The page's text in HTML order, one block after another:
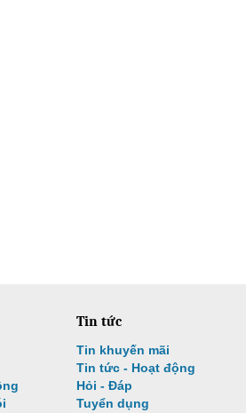
Tin tức
Tin khuyến mãi
Tin tức - Hoạt động
Hỏi - Đáp
Tuyển dụng